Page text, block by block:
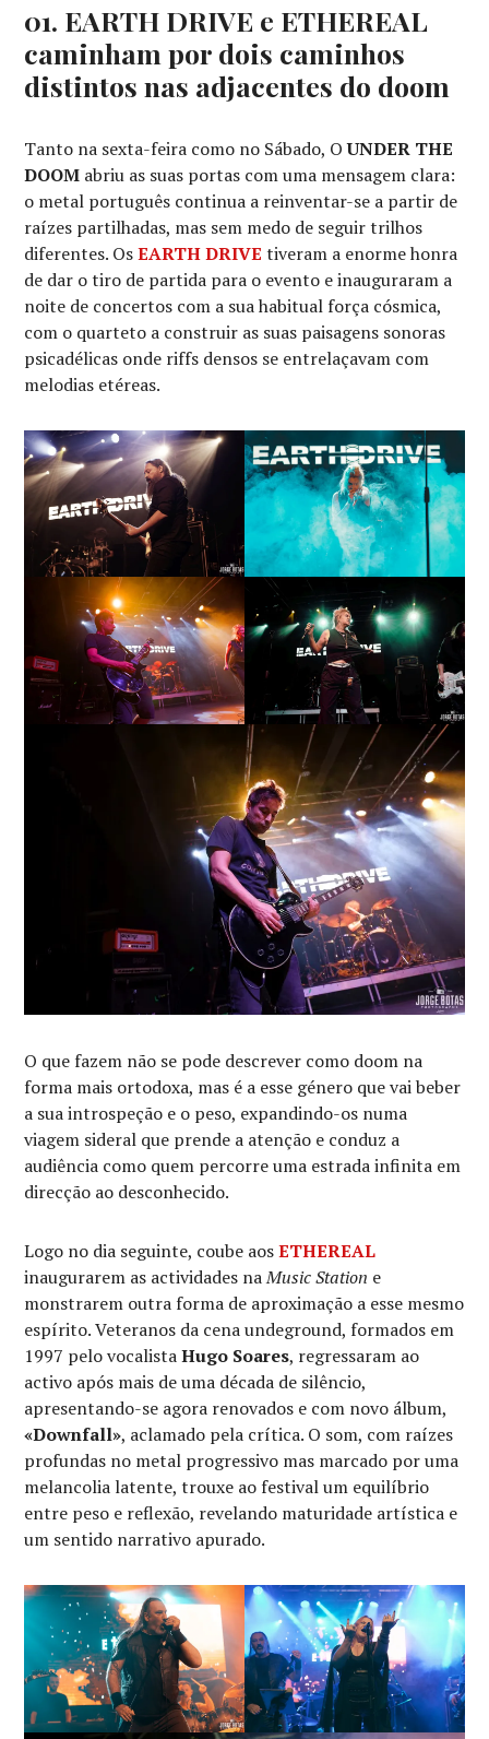
01. EARTH DRIVE e ETHEREAL
caminham por dois caminhos
distintos nas adjacentes do doom
Tanto na sexta-feira como no Sábado, OUNDER THE
DOOM abriu as suas portas com uma mensagem clara:
o metal português continua a reinventar-se a partir de
raízes partilhadas, mas sem medo de seguir trilhos
diferentes. OsEARTH DRIVE tiveram a enorme honra
de dar o tiro de partida para o evento e inauguraram a
noite de concertos com a sua habitual força cósmica,
com o quarteto a construir as suas paisagens sonoras
psicadélicas onde riffs densos se entrelaçavam com
melodias etéreas.
O que fazem não se pode descrever como doom na
forma mais ortodoxa, mas é a esse género que vai beber
a sua introspeção e o peso, expandindo-os numa
viagem sideral que prende a atenção e conduz a
audiência como quem percorre uma estrada infinita em
direcção ao desconhecido.
Logo no dia seguinte, coube aosETHEREAL
inaugurarem as actividades naMusic Station e
monstrarem outra forma de aproximação a esse mesmo
espírito. Veteranos da cena undeground, formados em
1997 pelo vocalistaHugo Soares, regressaram ao
activo após mais de uma década de silêncio,
apresentando-se agora renovados e com novo álbum,
«Downfall», aclamado pela crítica. O som, com raízes
profundas no metal progressivo mas marcado por uma
melancolia latente, trouxe ao festival um equilíbrio
entre peso e reflexão, revelando maturidade artística e
um sentido narrativo apurado.